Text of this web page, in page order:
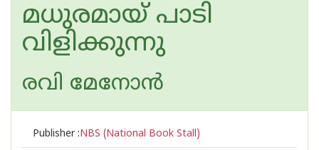
മധുരമായ് പാടി
വിളിക്കുന്നു
രവി മേനോന്‍
Publisher :NBS (National Book Stall)